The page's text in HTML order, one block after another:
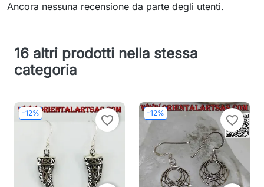
Ancora nessuna recensione da parte degli utenti.
16 altri prodotti nella stessa
categoria
-12%
favorite_border
-12%
favorite_border